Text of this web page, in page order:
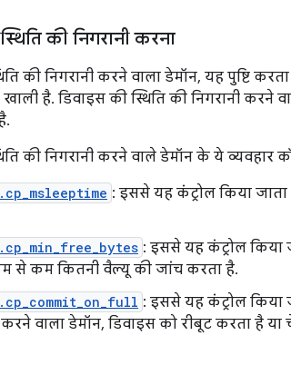
की निगरानी करना
की निगरानी करने वाला डेमॉन, यह पुष्टि
है. डिवाइस की स्थिति की निगरानी करने
की निगरानी करने वाले डेमॉन के ये
: इससे यह कंट्रोल किया
: इससे यह कंट्रोल किया
से कम कितनी वैल्यू की जांच करता है.
: इससे यह कंट्रोल किया
करने वाला डेमॉन, डिवाइस को रीबूट करता है